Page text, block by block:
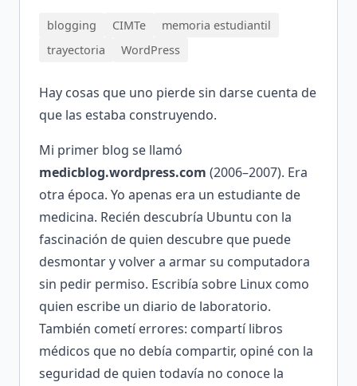
blogging CIMTe
memoria estudiantil
trayectoria
WordPress
Hay cosas que uno pierde sin darse cuenta de
que las estaba construyendo.
Mi primer blog se llamó
medicblog.wordpress.com (2006–2007). Era
otra época. Yo apenas era un estudiante de
medicina. Recién descubría Ubuntu con la
fascinación de quien descubre que puede
desmontar y volver a armar su computadora
sin pedir permiso. Escribía sobre Linux como
quien escribe un diario de laboratorio.
También cometí errores: compartí libros
médicos que no debía compartir, opiné con la
seguridad de quien todavía no conoce la